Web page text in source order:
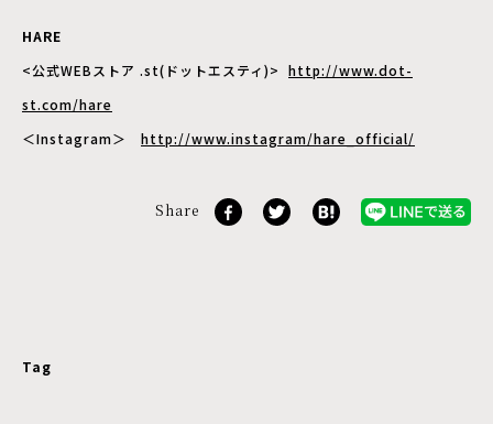
HARE
<公式WEBストア .st(ドットエスティ)> http://www.dot-
st.com/hare
＜Instagram＞ http://www.instagram/hare_official/
Share
Tag